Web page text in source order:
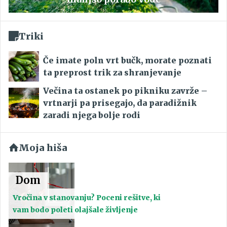
Triki
Če imate poln vrt bučk, morate poznati
ta preprost trik za shranjevanje
Večina ta ostanek po pikniku zavrže –
vrtnarji pa prisegajo, da paradižnik
zaradi njega bolje rodi
Moja hiša
Dom
Vročina v stanovanju? Poceni rešitve, ki
vam bodo poleti olajšale življenje